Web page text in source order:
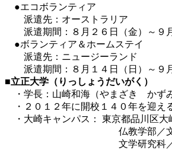
●エコボランティア
派遣先：オーストラリア
派遣期間：８月２６日（金）～９
●ボランティア＆ホームステイ
派遣先：ニュージーランド
派遣期間：８月１４日（日）～９
■立正大学（りっしょうだいがく）
・学長：山崎和海（やまざき かずみ
・２０１２年に開校１４０年を迎え
・大崎キャンパス： 東京都品川区大
仏教学部／文学部／経済
文学研究科／経済研究科